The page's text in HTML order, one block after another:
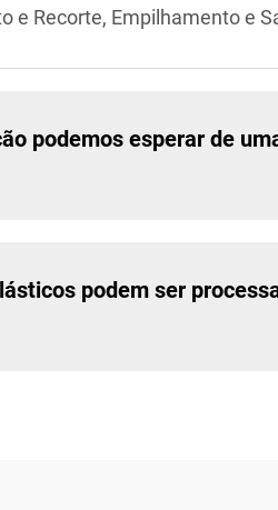
e Recorte, Empilhamento e
podemos esperar de
podem ser